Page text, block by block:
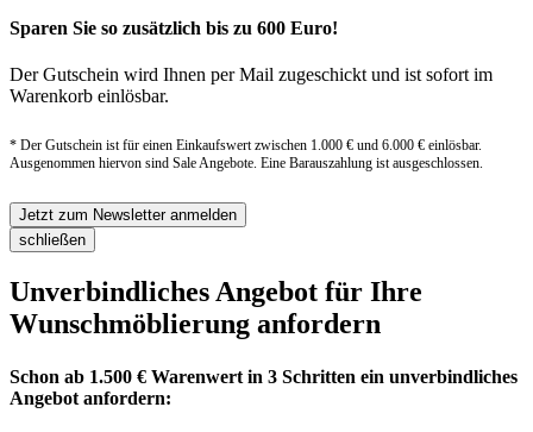
Sparen Sie so zusätzlich bis zu 600 Euro!
Der Gutschein wird Ihnen per Mail zugeschickt und ist sofort im
Warenkorb einlösbar.
* Der Gutschein ist für einen Einkaufswert zwischen 1.000 € und 6.000 € einlösbar.
Ausgenommen hiervon sind Sale Angebote. Eine Barauszahlung ist ausgeschlossen.
Jetzt zum Newsletter anmelden
schließen
Unverbindliches Angebot für Ihre
Wunschmöblierung anfordern
Schon ab 1.500 € Warenwert in 3 Schritten ein unverbindliches
Angebot anfordern: